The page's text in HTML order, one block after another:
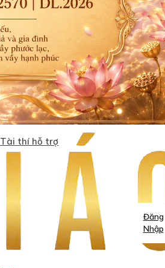
Tài thí hỗ trợ
Đăng
Nhập